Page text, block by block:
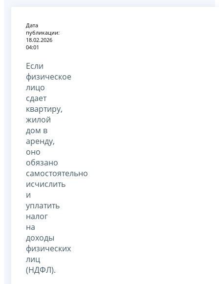
Дата
публикации:
18.02.2026
04:01
Если
физическое
лицо
сдает
квартиру,
жилой
дом в
аренду,
оно
обязано
самостоятельно
исчислить
и
уплатить
налог
на
доходы
физических
лиц
(НДФЛ).